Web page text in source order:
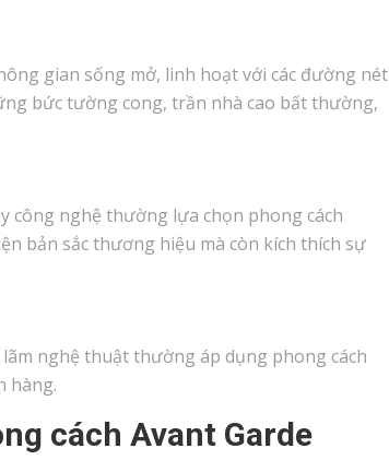
gian sống mở, linh hoạt với các đường nét
bức tường cong, trần nhà cao bất thường,
công nghệ thường lựa chọn phong cách
bản sắc thương hiệu mà còn kích thích sự
nghệ thuật thường áp dụng phong cách
hàng.
cách Avant Garde